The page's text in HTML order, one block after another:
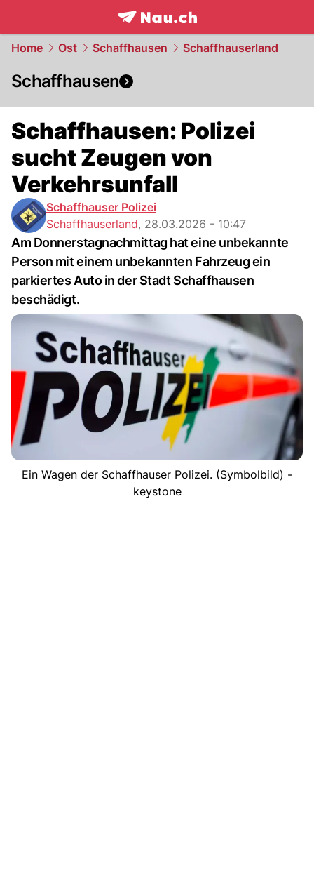
frontpage.NAU.ch
Home Ost Schaffhausen Schaffhauserland
Schaffhausen
Schaffhausen: Polizei
sucht Zeugen von
Verkehrsunfall
Schaffhauser Polizei
Schaffhauserland, 28.03.2026 - 10:47
Am Donnerstagnachmittag hat eine unbekannte
Person mit einem unbekannten Fahrzeug ein
parkiertes Auto in der Stadt Schaffhausen
beschädigt.
Ein Wagen der Schaffhauser Polizei. (Symbolbild) -
keystone